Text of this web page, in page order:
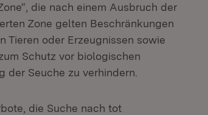
die nach einem Ausbruch der
Zone gelten Beschränkungen
oder Erzeugnissen sowie
Schutz vor biologischen
der Seuche zu verhindern.
die Suche nach tot